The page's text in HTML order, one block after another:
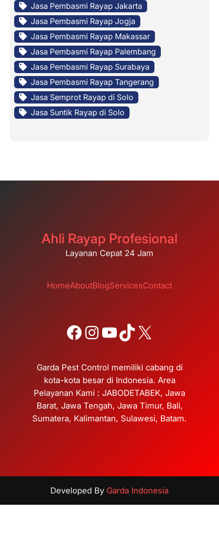
Jasa Pembasmi Rayap Jakarta
Jasa Pembasmi Rayap Jogja
Jasa Pembasmi Rayap Makassar
Jasa Pembasmi Rayap Palembang
Jasa Pembasmi Rayap Surabaya
Jasa Pembasmi Rayap Tangerang
Jasa Semprot Rayap di Solo
Jasa Suntik Rayap di Solo
Ahli Rayap Profesional
Layanan Cepat 24 Jam
HomeAboutBlogServicesContact
Facebook Instagram YouTube TikTok X
Garda Pest Control memiliki cabang di
kota-kota besar di Indonesia. Area
Pelayanan Kami : JABODETABEK, Jawa
Barat, Jawa Tengah, Jawa Timur, Bali,
Sumatera, Kalimantan, Sulawesi, Batam.
Developed By Garda Indonesia